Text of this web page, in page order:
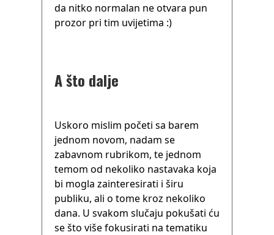
da nitko normalan ne otvara pun
prozor pri tim uvijetima :)
A što dalje
Uskoro mislim početi sa barem
jednom novom, nadam se
zabavnom rubrikom, te jednom
temom od nekoliko nastavaka koja
bi mogla zainteresirati i širu
publiku, ali o tome kroz nekoliko
dana. U svakom slučaju pokušati ću
se što više fokusirati na tematiku